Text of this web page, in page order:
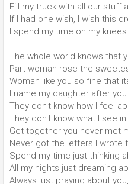
Fill my truck with all our stuff
If I had one wish, I wish this
I spend my time on my
The whole world knows that
Part woman rose the
Woman like you so fine that
I name my daughter after
They don't know how I feel
They don't know what I see in
Get together you never met
Never got the letters I wrote
Spend my time just thinking
All my nights just dreaming
Always just praying about